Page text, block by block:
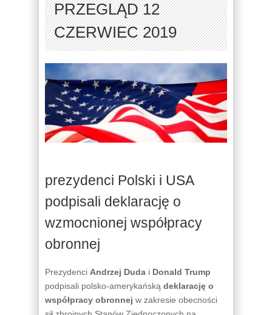
PRZEGLĄD 12
CZERWIEC 2019
prezydenci Polski i USA
podpisali deklarację o
wzmocnionej współpracy
obronnej
Prezydenci Andrzej Duda i Donald Trump
podpisali polsko-amerykańską deklarację o
współpracy obronnej w zakresie obecności